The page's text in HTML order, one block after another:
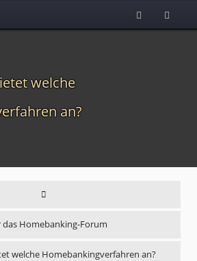
welche
an?
das Homebanking-Forum
welche Homebankingverfahren an?